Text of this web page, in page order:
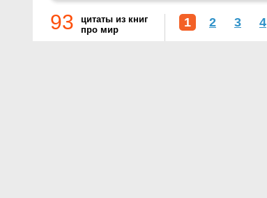
93
цитаты из книг
про мир
1 2 3 4